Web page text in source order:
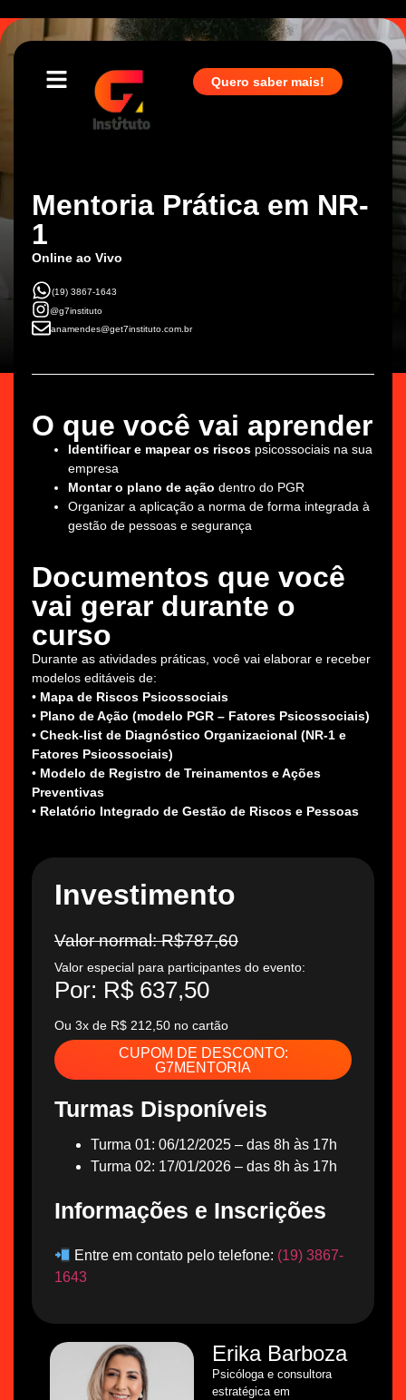
Quero saber mais!
Mentoria Prática em NR-
1
Online ao Vivo
(19) 3867-1643
@g7instituto
anamendes@get7instituto.com.br
O que você vai aprender
Identificar e mapear os riscos psicossociais na sua
empresa
Montar o plano de ação dentro do PGR
Organizar a aplicação a norma de forma integrada à
gestão de pessoas e segurança
Documentos que você
vai gerar durante o
curso
Durante as atividades práticas, você vai elaborar e receber
modelos editáveis de:
• Mapa de Riscos Psicossociais
• Plano de Ação (modelo PGR – Fatores Psicossociais)
• Check-list de Diagnóstico Organizacional (NR-1 e
Fatores Psicossociais)
• Modelo de Registro de Treinamentos e Ações
Preventivas
• Relatório Integrado de Gestão de Riscos e Pessoas
Investimento
Valor normal: R$787,60
Valor especial para participantes do evento:
Por: R$ 637,50
Ou 3x de R$ 212,50 no cartão
CUPOM DE DESCONTO:
G7MENTORIA
Turmas Disponíveis
Turma 01: 06/12/2025 – das 8h às 17h
Turma 02: 17/01/2026 – das 8h às 17h
Informações e Inscrições
Entre em contato pelo telefone: (19) 3867-
1643
Erika Barboza
Psicóloga e consultora
estratégica em